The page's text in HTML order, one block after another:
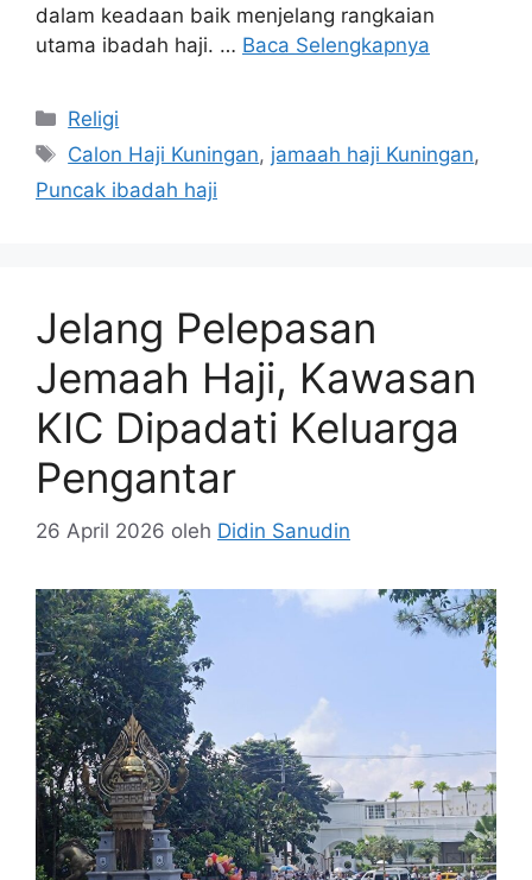
dalam keadaan baik menjelang rangkaian
utama ibadah haji. … Baca Selengkapnya
Kategori
Religi
Tag
Calon Haji Kuningan, jamaah haji Kuningan,
Puncak ibadah haji
Jelang Pelepasan
Jemaah Haji, Kawasan
KIC Dipadati Keluarga
Pengantar
26 April 2026 oleh Didin Sanudin